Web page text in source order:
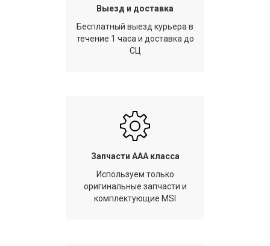
Выезд и доставка
Бесплатный выезд курьера в
течение 1 часа и доставка до
СЦ
Запчасти AAA класса
Используем только
оригинальные запчасти и
комплектующие MSI